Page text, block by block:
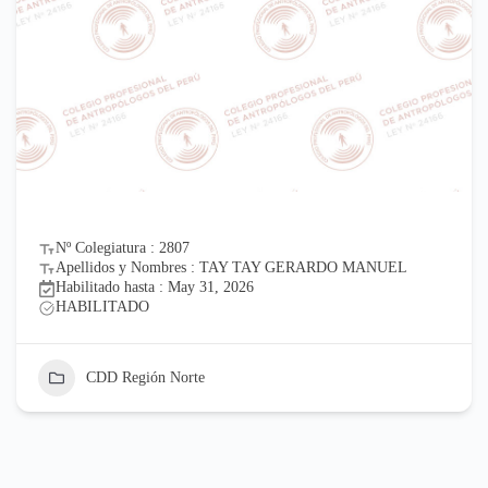
Nº Colegiatura : 2807
Apellidos y Nombres : TAY TAY GERARDO MANUEL
Habilitado hasta : May 31, 2026
HABILITADO
CDD Región Norte